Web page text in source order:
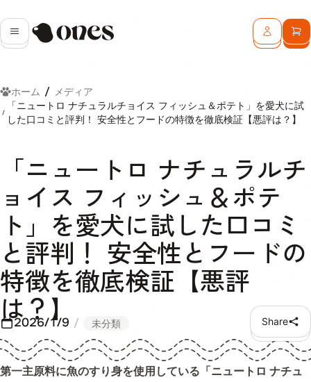
メニューOnes ログインカ
ホーム
メディア
「ニュートロ ナチュラルチョイス フィッシュ＆ポテト」を愛犬に試
した口コミと評判！ 安全性とフードの特徴を徹底検証【悪評は？】
「ニュートロ ナチュラルチ
ョイス フィッシュ＆ポテ
ト」を愛犬に試した口コミ
と評判！ 安全性とフードの
特徴を徹底検証【悪評
は？】
2026/1/9 未分類 Share
第一主原料に魚のすり身を使用している「ニュートロ ナチュ